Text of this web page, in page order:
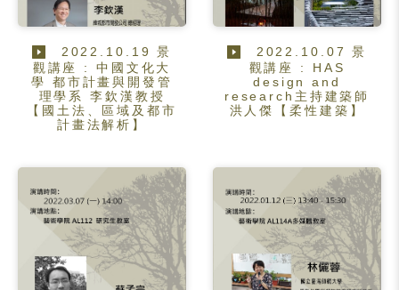
2022.10.19 景
觀講座 : 中國文化大
學 都市計畫與開發管
理學系 李欽漢教授
【國土法、區域及都市
計畫法解析】
2022.10.07 景
觀講座 : HAS
design and
research主持建築師
洪人傑【柔性建築】